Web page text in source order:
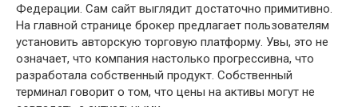
Федерации. Сам сайт выглядит достаточно примитивно.
На главной странице брокер предлагает пользователям
установить авторскую торговую платформу. Увы, это не
означает, что компания настолько прогрессивна, что
разработала собственный продукт. Собственный
терминал говорит о том, что цены на активы могут не